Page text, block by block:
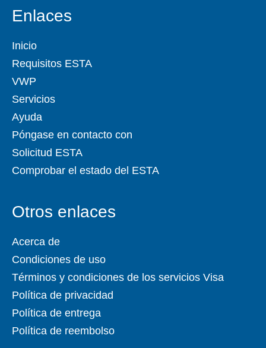
Enlaces
Inicio
Requisitos ESTA
VWP
Servicios
Ayuda
Póngase en contacto con
Solicitud ESTA
Comprobar el estado del ESTA
Otros enlaces
Acerca de
Condiciones de uso
Términos y condiciones de los servicios Visa
Política de privacidad
Política de entrega
Política de reembolso